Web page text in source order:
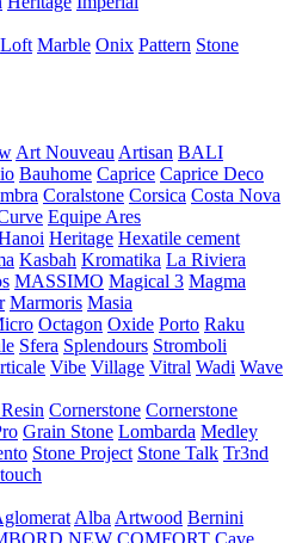
Loft Marble Onix Pattern Stone
Art Nouveau Artisan BALI
Bauhome Caprice Caprice Deco
Coralstone Corsica Costa Nova
Equipe Ares
Heritage Hexatile cement
Kasbah Kromatika La Riviera
MASSIMO Magical 3 Magma
Marmoris Masia
Octagon Oxide Porto Raku
Sfera Splendours Stromboli
Vibe Village Vitral Wadi Wave
Cornerstone Cornerstone
Grain Stone Lombarda Medley
Stone Project Stone Talk Tr3nd
Alba Artwood Bernini